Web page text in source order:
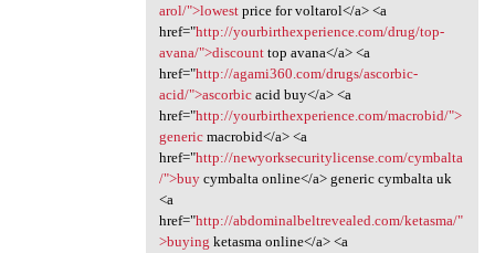
arol/">lowestprice for voltarol</a> <a
href="http://yourbirthexperience.com/drug/top-
avana/">discounttop avana</a> <a
href="http://agami360.com/drugs/ascorbic-
acid/">ascorbicacid buy</a> <a
href="http://yourbirthexperience.com/macrobid/">
genericmacrobid</a> <a
href="http://newyorksecuritylicense.com/cymbalta
/">buycymbalta online</a> generic cymbalta uk
<a
href="http://abdominalbeltrevealed.com/ketasma/"
>buying ketasma online</a> <a